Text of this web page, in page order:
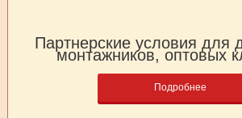
Партнерские условия для
монтажников, оптовых
Подробнее